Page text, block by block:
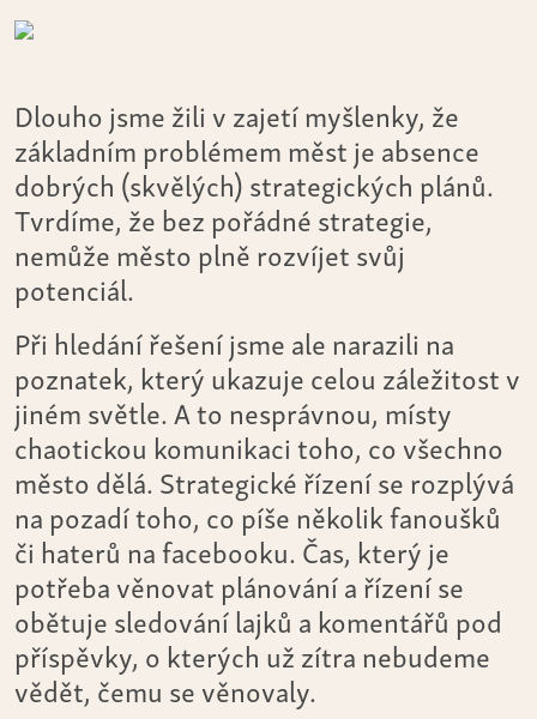
Dlouho jsme žili v zajetí myšlenky, že
základním problémem měst je absence
dobrých (skvělých) strategických plánů.
Tvrdíme, že bez pořádné strategie,
nemůže město plně rozvíjet svůj
potenciál.
Při hledání řešení jsme ale narazili na
poznatek, který ukazuje celou záležitost v
jiném světle. A to nesprávnou, místy
chaotickou komunikaci toho, co všechno
město dělá. Strategické řízení se rozplývá
na pozadí toho, co píše několik fanoušků
či haterů na facebooku. Čas, který je
potřeba věnovat plánování a řízení se
obětuje sledování lajků a komentářů pod
příspěvky, o kterých už zítra nebudeme
vědět, čemu se věnovaly.